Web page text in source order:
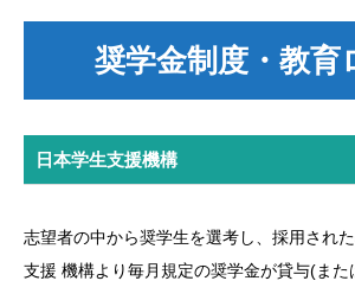
奨学金制度・教育
日本学生支援機構
志望者の中から奨学生を選考し、採用され
支援 機構より毎月規定の奨学金が貸与(また